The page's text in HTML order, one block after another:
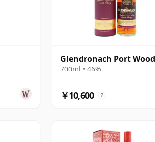
Glendronach Port Wood
700ml • 46%
￥10,600 ?